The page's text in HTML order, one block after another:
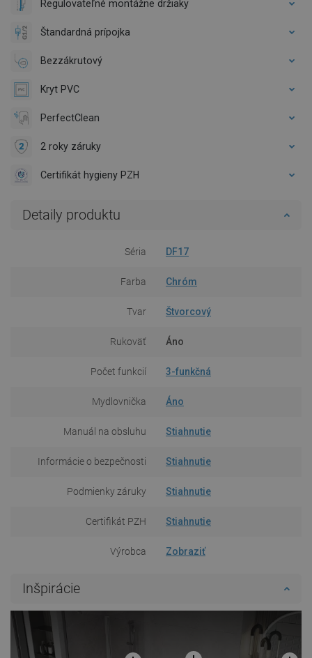
Regulovateľné montážne držiaky
Štandardná prípojka
Bezzákrutový
Kryt PVC
PerfectClean
2 roky záruky
Certifikát hygieny PZH
Detaily produktu
Séria DF17
Farba Chróm
Tvar Štvorcový
Rukoväť Áno
Počet funkcií 3-funkčná
Mydlovnička Áno
Manuál na obsluhu Stiahnutie
Informácie o bezpečnosti Stiahnutie
Podmienky záruky Stiahnutie
Certifikát PZH Stiahnutie
Výrobca Zobraziť
Inšpirácie